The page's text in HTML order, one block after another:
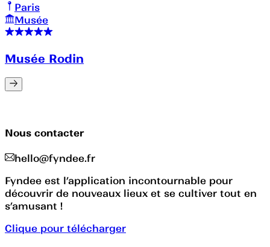
Paris
Musée
Musée Rodin
Nous contacter
hello@fyndee.fr
Fyndee est l’application incontournable pour
découvrir de nouveaux lieux et se cultiver tout en
s’amusant !
Clique pour télécharger